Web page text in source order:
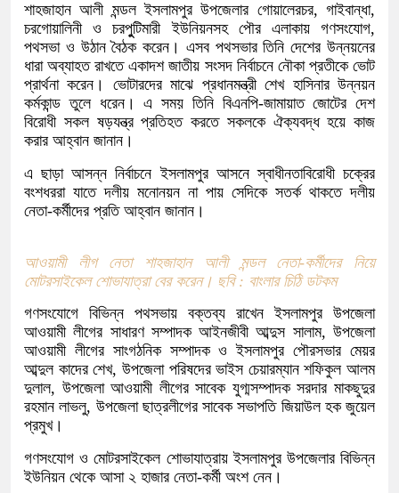
শাহজাহান আলী মন্ডল ইসলামপুর উপজেলার গোয়ালেরচর, গাইবান্ধা,
চরগোয়ালিনী ও চরপুুটিমারী ইউনিয়নসহ পৌর এলাকায় গণসংযোগ,
পথসভা ও উঠান বৈঠক করেন। এসব পথসভার তিনি দেশের উন্নয়নের
ধারা অব্যাহত রাখতে একাদশ জাতীয় সংসদ নির্বাচনে নৌকা প্রতীকে ভোট
প্রার্থনা করেন। ভোটারদের মাঝে প্রধানমন্ত্রী শেখ হাসিনার উন্নয়ন
কর্মকান্ড তুলে ধরেন। এ সময় তিনি বিএনপি-জামায়াত জোটের দেশ
বিরোধী সকল ষড়যন্ত্র প্রতিহত করতে সকলকে ঐক্যবদ্ধ হয়ে কাজ
করার আহ্বান জানান।
এ ছাড়া আসন্ন নির্বাচনে ইসলামপুর আসনে স্বাধীনতাবিরোধী চক্রের
বংশধররা যাতে দলীয় মনোনয়ন না পায় সেদিকে সতর্ক থাকতে দলীয়
নেতা-কর্মীদের প্রতি আহ্বান জানান।
আওয়ামী লীগ নেতা শাহজাহান আলী মন্ডল নেতা-কর্মীদের নিয়ে
মোটরসাইকেল শোভাযাত্রা বের করেন। ছবি : বাংলার চিঠি ডটকম
গণসংযোগে বিভিন্ন পথসভায় বক্তব্য রাখেন ইসলামপুর উপজেলা
আওয়ামী লীগের সাধারণ সম্পাদক আইনজীবী আব্দুস সালাম, উপজেলা
আওয়ামী লীগের সাংগঠনিক সম্পাদক ও ইসলামপুর পৌরসভার মেয়র
আব্দুল কাদের শেখ, উপজেলা পরিষদের ভাইস চেয়ারম্যান শফিকুল আলম
দুলাল, উপজেলা আওয়ামী লীগের সাবেক যুগ্মসম্পাদক সরদার মাকছুদুর
রহমান লাভলু, উপজেলা ছাত্রলীগের সাবেক সভাপতি জিয়াউল হক জুয়েল
প্রমুখ।
গণসংযোগ ও মোটরসাইকেল শোভাযাত্রায় ইসলামপুর উপজেলার বিভিন্ন
ইউনিয়ন থেকে আসা ২ হাজার নেতা-কর্মী অংশ নেন।